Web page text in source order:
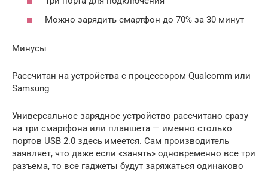
Можно зарядить смартфон до 70% за 30 минут
Минусы
Рассчитан на устройства с процессором Qualcomm или
Samsung
Универсальное зарядное устройство рассчитано сразу
на три смартфона или планшета — именно столько
портов USB 2.0 здесь имеется. Сам производитель
заявляет, что даже если «занять» одновременно все три
разъема, то все гаджеты будут заряжаться одинаково